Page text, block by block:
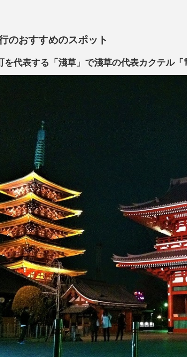
のおすすめのスポット
を代表する「淺草」で淺草の代表カクテル「